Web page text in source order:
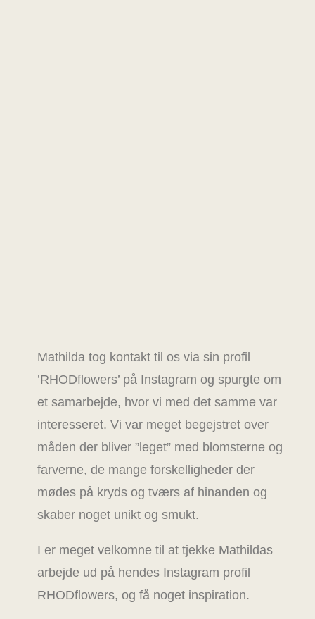
Mathilda tog kontakt til os via sin profil
’RHODflowers’ på Instagram og spurgte om
et samarbejde, hvor vi med det samme var
interesseret. Vi var meget begejstret over
måden der bliver ”leget” med blomsterne og
farverne, de mange forskelligheder der
mødes på kryds og tværs af hinanden og
skaber noget unikt og smukt.
I er meget velkomne til at tjekke Mathildas
arbejde ud på hendes Instagram profil
RHODflowers, og få noget inspiration.